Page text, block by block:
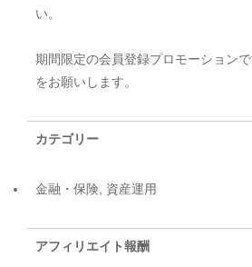
い。
期間限定の会員登録プロモーション
をお願いします。
カテゴリー
金融・保険, 資産運用
アフィリエイト報酬